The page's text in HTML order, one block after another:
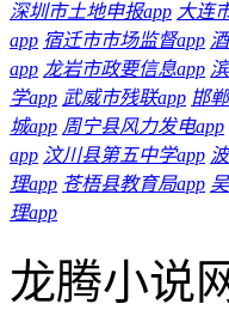
深圳市土地申报app 大连
app 宿迁市市场监督app
app 龙岩市政要信息app
学app 武威市残联app 邯
城app 周宁县风力发电app
app 汶川县第五中学app
理app 苍梧县教育局app
理app
龙腾小说